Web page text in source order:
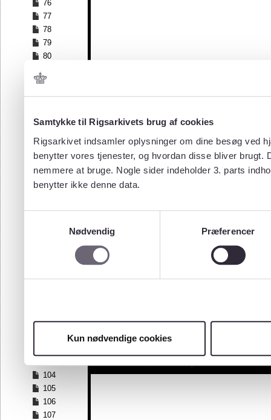
Samtykke til Rigsarkivets brug af cookies
Rigsarkivet indsamler oplysninger om dine besøg ved
benytter vores tjenester, og hvordan disse bliver
nemmere at bruge. Nogle sider indeholder 3. parts
benytter ikke denne data.
Nødvendig
Præferencer
Kun nødvendige cookies
76
77
78
79
80
82
83
85
87
88
89
90
97
100
104
105
106
107